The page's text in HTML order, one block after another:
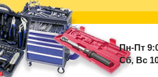
Пн-Пт
Сб, Вс